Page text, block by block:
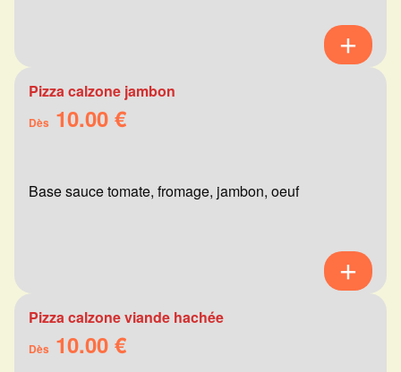
Pizza calzone jambon
Dès 10.00 €
Base sauce tomate, fromage, jambon, oeuf
Pizza calzone viande hachée
Dès 10.00 €